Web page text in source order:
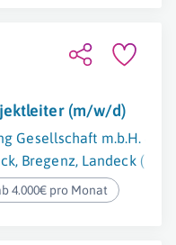
(m/w/d)
Gesellschaft m.b.H. & Co
, Bregenz, Landeck
4.000€ pro Monat